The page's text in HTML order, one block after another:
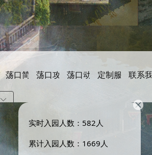
荡口简介荡口攻略荡口动态定制服务联系
ꀅ 
实时入园人数：582人
累计入园人数：1669人